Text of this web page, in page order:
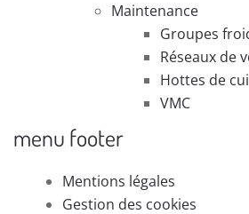
Maintenance
Groupes
Réseaux de
Hottes de
VMC
menu footer
Mentions légales
Gestion des cookies